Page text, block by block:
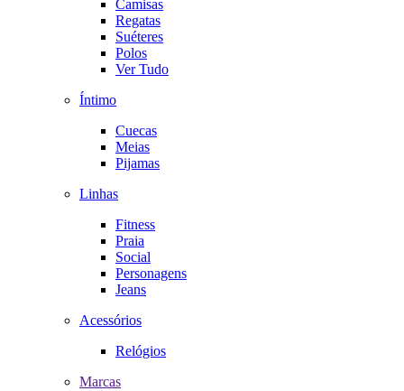
Camisas
Regatas
Suéteres
Polos
Ver Tudo
Íntimo
Cuecas
Meias
Pijamas
Linhas
Fitness
Praia
Social
Personagens
Jeans
Acessórios
Relógios
Marcas